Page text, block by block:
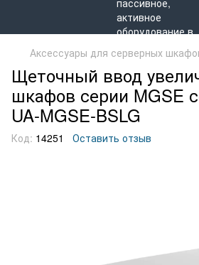
Аксессуары для серверных
Щеточный ввод
шкафов серии MGSE
UA-MGSE-BSLG
Код: 14251 Оставить отзыв